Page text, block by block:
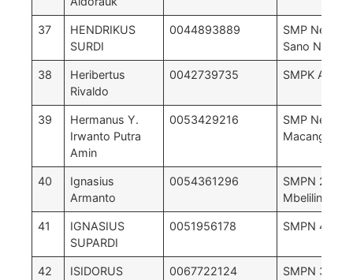
37
HENDRIKUS
SURDI
0044893889
SMP Negri 1
Sano
38
Heribertus
Rivaldo
0042739735 SMPK
39
Hermanus Y.
Irwanto Putra
Amin
0053429216
SMP Negeri
Macang
40
Ignasius
Armanto
0054361296
SMPN 2
Mbeliling
41
IGNASIUS
SUPARDI
0051956178 SMPN 4
42
ISIDORUS
0067722124
SMPN 3